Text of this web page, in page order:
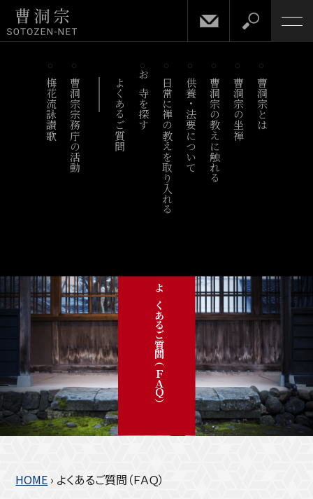
梅花流詠讃歌 曹洞宗宗務庁の活動 よくあるご質問 お寺を探す 日常に禅の教えを取り入れる供養・法要について曹洞宗の教えに触れる 曹洞宗の坐禅 曹洞宗とは
よくあるご質問（ＦＡＱ）
HOME › よくあるご質問（ＦＡＱ）